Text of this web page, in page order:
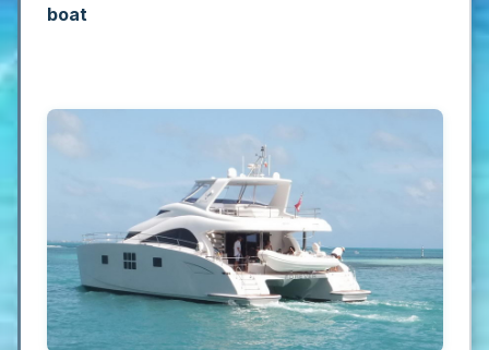
boat